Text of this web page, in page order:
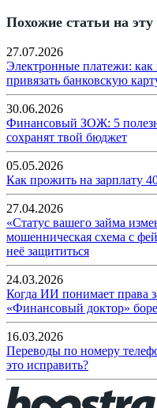
Похожие статьи на эту
27.07.2026
Электронные платежи: как
привязать банковскую
30.06.2026
Финансовый ЗОЖ: 5
сохранят твой бюджет
05.05.2026
Как прожить на зарплату
27.04.2026
«Статус вашего займа
мошенническая схема с
неё защититься
24.03.2026
Когда ИИ понимает права
«Финансовый доктор»
16.03.2026
Переводы по номеру
это исправить?